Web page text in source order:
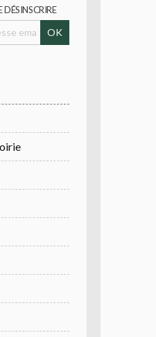
DÉSINSCRIRE